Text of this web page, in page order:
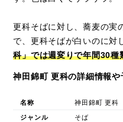
更科そばに対し、蕎麦の実
で、更科そばが白いのに対
科」では週変りで年間30種
神田錦町 更科の詳細情報や
名称 神田錦町 更科
ジャンル そば